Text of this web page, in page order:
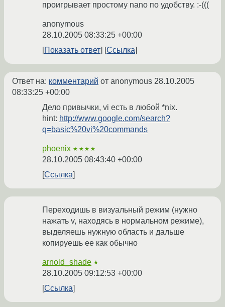
проигрывает простому nano по удобству. :-(((
anonymous
28.10.2005 08:33:25 +00:00
Показать ответ
Ссылка
Ответ на: комментарий от anonymous 28.10.2005
08:33:25 +00:00
Дело привычки, vi есть в любой *nix.
hint: http://www.google.com/search?
q=basic%20vi%20commands
phoenix ★★★★
28.10.2005 08:43:40 +00:00
Ссылка
Переходишь в визуальный режим (нужно
нажать v, находясь в нормальном режиме),
выделяешь нужную область и дальше
копируешь ее как обычно
arnold_shade ★
28.10.2005 09:12:53 +00:00
Ссылка